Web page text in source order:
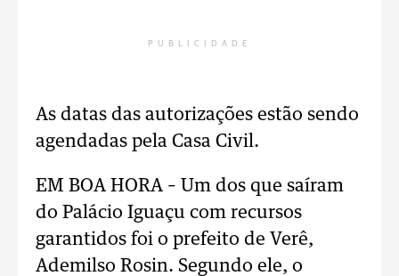
PUBLICIDADE
As datas das autorizações estão sendo
agendadas pela Casa Civil.
EM BOA HORA – Um dos que saíram
do Palácio Iguaçu com recursos
garantidos foi o prefeito de Verê,
Ademilso Rosin. Segundo ele, o